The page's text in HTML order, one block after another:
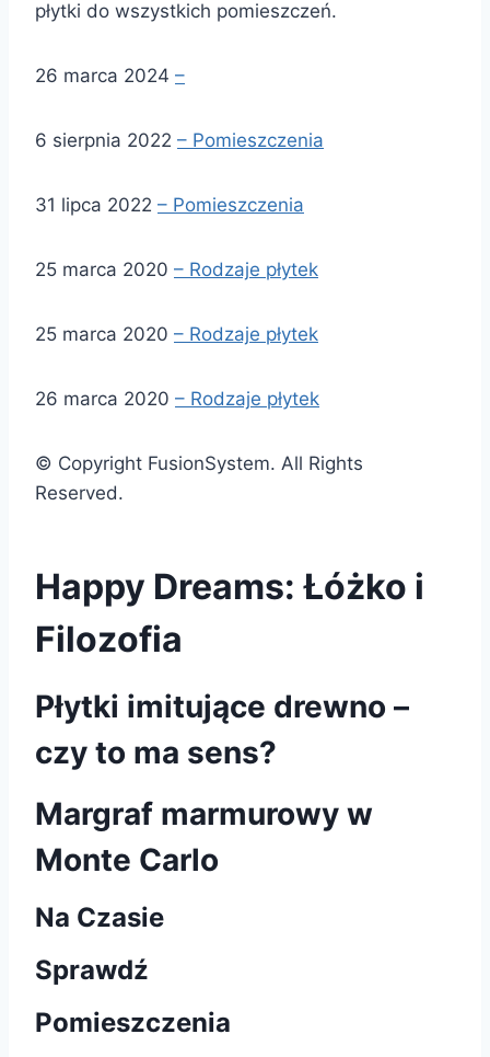
płytki do wszystkich pomieszczeń.
26 marca 2024 –
6 sierpnia 2022 – Pomieszczenia
31 lipca 2022 – Pomieszczenia
25 marca 2020 – Rodzaje płytek
25 marca 2020 – Rodzaje płytek
26 marca 2020 – Rodzaje płytek
© Copyright FusionSystem. All Rights
Reserved.
Happy Dreams: Łóżko i
Filozofia
Płytki imitujące drewno –
czy to ma sens?
Margraf marmurowy w
Monte Carlo
Na Czasie
Sprawdź
Pomieszczenia